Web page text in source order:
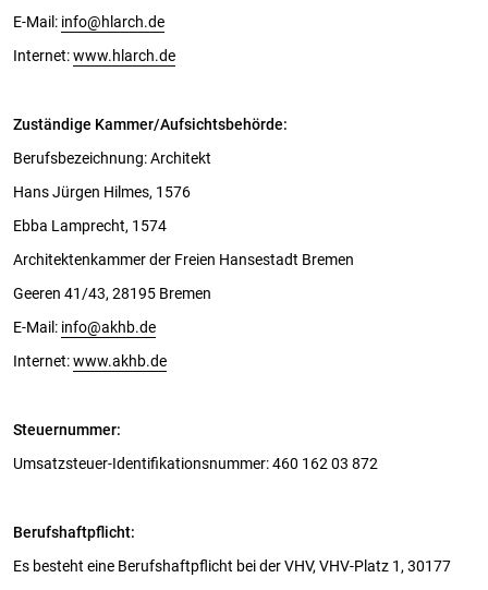
E-Mail: info@hlarch.de
Internet:www.hlarch.de
Zuständige Kammer/Aufsichtsbehörde:
Berufsbezeichnung: Architekt
Hans Jürgen Hilmes, 1576
Ebba Lamprecht, 1574
Architektenkammer der Freien Hansestadt Bremen
Geeren 41/43, 28195 Bremen
E-Mail: info@akhb.de
Internet:www.akhb.de
Steuernummer:
Umsatzsteuer-Identifikationsnummer: 460 162 03 872
Berufshaftpflicht:
Es besteht eine Berufshaftpflicht bei der VHV, VHV-Platz 1, 30177